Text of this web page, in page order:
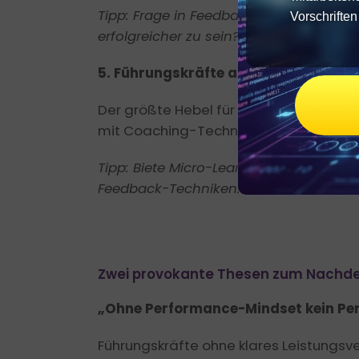
Tipp: Frage in Feedback-
erfolgreicher zu sein?“
5. Führungskräfte als Coaches
Der größte Hebel für erfolgreiches
mit Coaching-Techniken und
Tipp: Biete Micro-Learning-Module an,
Feedback-Techniken.
Zwei provokante Thesen zum
„Ohne Performance-Mindset kein
Führungskräfte ohne klares